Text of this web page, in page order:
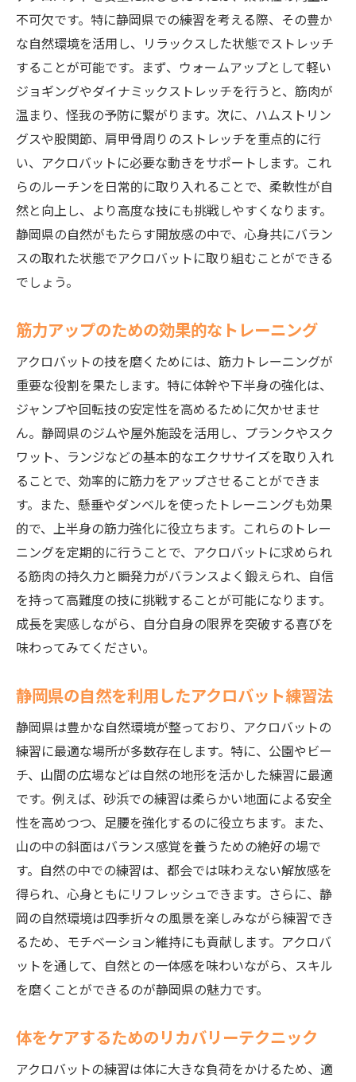
不可欠です。特に静岡県での練習を考える際、その豊か
な自然環境を活用し、リラックスした状態でストレッチ
することが可能です。まず、ウォームアップとして軽い
ジョギングやダイナミックストレッチを行うと、筋肉が
温まり、怪我の予防に繋がります。次に、ハムストリン
グスや股関節、肩甲骨周りのストレッチを重点的に行
い、アクロバットに必要な動きをサポートします。これ
らのルーチンを日常的に取り入れることで、柔軟性が自
然と向上し、より高度な技にも挑戦しやすくなります。
静岡県の自然がもたらす開放感の中で、心身共にバラン
スの取れた状態でアクロバットに取り組むことができる
でしょう。
筋力アップのための効果的なトレーニング
アクロバットの技を磨くためには、筋力トレーニングが
重要な役割を果たします。特に体幹や下半身の強化は、
ジャンプや回転技の安定性を高めるために欠かせませ
ん。静岡県のジムや屋外施設を活用し、プランクやスク
ワット、ランジなどの基本的なエクササイズを取り入れ
ることで、効率的に筋力をアップさせることができま
す。また、懸垂やダンベルを使ったトレーニングも効果
的で、上半身の筋力強化に役立ちます。これらのトレー
ニングを定期的に行うことで、アクロバットに求められ
る筋肉の持久力と瞬発力がバランスよく鍛えられ、自信
を持って高難度の技に挑戦することが可能になります。
成長を実感しながら、自分自身の限界を突破する喜びを
味わってみてください。
静岡県の自然を利用したアクロバット練習法
静岡県は豊かな自然環境が整っており、アクロバットの
練習に最適な場所が多数存在します。特に、公園やビー
チ、山間の広場などは自然の地形を活かした練習に最適
です。例えば、砂浜での練習は柔らかい地面による安全
性を高めつつ、足腰を強化するのに役立ちます。また、
山の中の斜面はバランス感覚を養うための絶好の場で
す。自然の中での練習は、都会では味わえない解放感を
得られ、心身ともにリフレッシュできます。さらに、静
岡の自然環境は四季折々の風景を楽しみながら練習でき
るため、モチベーション維持にも貢献します。アクロバ
ットを通して、自然との一体感を味わいながら、スキル
を磨くことができるのが静岡県の魅力です。
体をケアするためのリカバリーテクニック
アクロバットの練習は体に大きな負荷をかけるため、適